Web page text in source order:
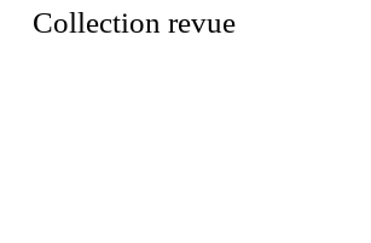
Collection revue